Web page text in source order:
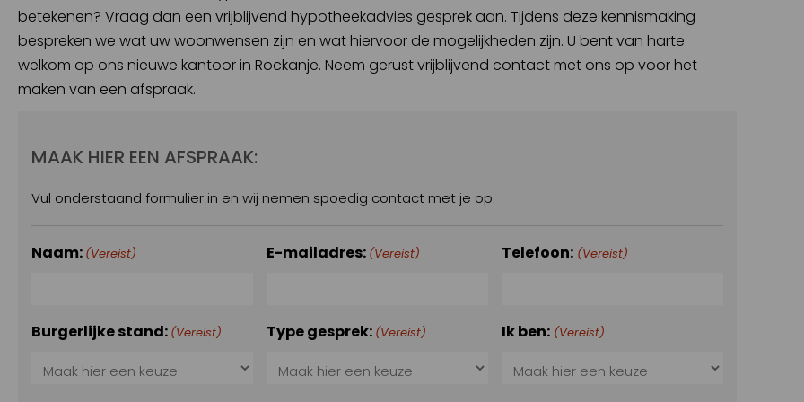
betekenen? Vraag dan een vrijblijvend hypotheekadvies gesprek aan. Tijdens deze kennismaking
bespreken we wat uw woonwensen zijn en wat hiervoor de mogelijkheden zijn. U bent van harte
welkom op ons nieuwe kantoor in Rockanje. Neem gerust vrijblijvend contact met ons op voor het
maken van een afspraak.
MAAK HIER EEN AFSPRAAK:
Vul onderstaand formulier in en wij nemen spoedig contact met je op.
Naam: (Vereist) E-mailadres: (Vereist) Telefoon: (Vereist)
Burgerlijke stand: (Vereist) Type gesprek: (Vereist) Ik ben: (Vereist)